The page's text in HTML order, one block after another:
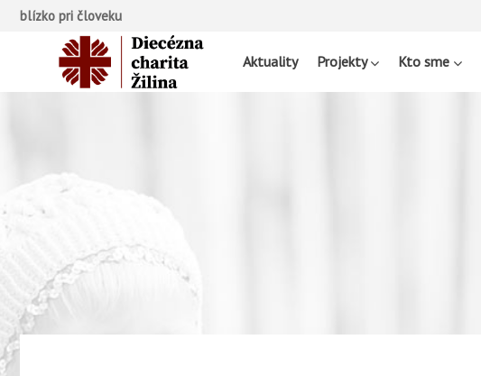
blízko pri človeku
Aktuality Projekty Kto sme